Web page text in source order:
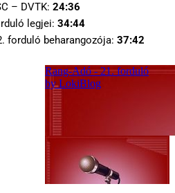
– DVTK: 24:36
legjei: 34:44
forduló beharangozója: 37:42